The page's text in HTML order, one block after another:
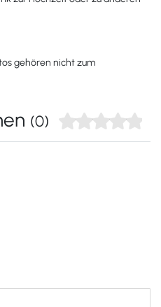
gehören nicht zum
(0)